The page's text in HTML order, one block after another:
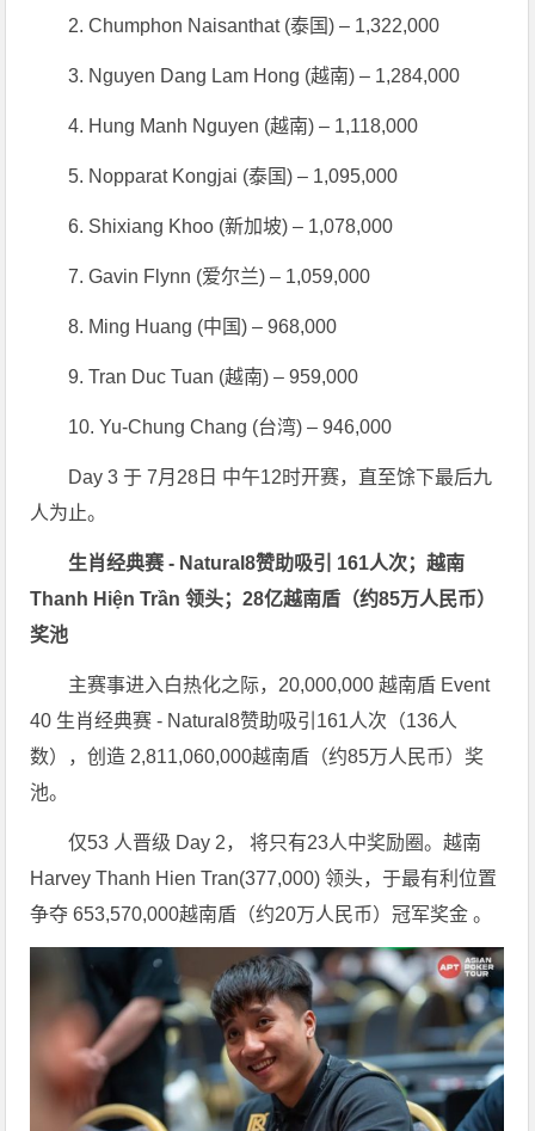
2. Chumphon Naisanthat (泰国) – 1,322,000
3. Nguyen Dang Lam Hong (越南) – 1,284,000
4. Hung Manh Nguyen (越南) – 1,118,000
5. Nopparat Kongjai (泰国) – 1,095,000
6. Shixiang Khoo (新加坡) – 1,078,000
7. Gavin Flynn (爱尔兰) – 1,059,000
8. Ming Huang (中国) – 968,000
9. Tran Duc Tuan (越南) – 959,000
10. Yu-Chung Chang (台湾) – 946,000
Day 3 于 7月28日 中午12时开赛，直至馀下最后九
人为止。
生肖经典赛 - Natural8赞助吸引 161人次；越南
Thanh Hiện Trần 领头；28亿越南盾（约85万人民币）
奖池
主赛事进入白热化之际，20,000,000 越南盾 Event
40 生肖经典赛 - Natural8赞助吸引161人次（136人
数），创造 2,811,060,000越南盾（约85万人民币）奖
池。
仅53 人晋级 Day 2， 将只有23人中奖励圈。越南
Harvey Thanh Hien Tran(377,000) 领头，于最有利位置
争夺 653,570,000越南盾（约20万人民币）冠军奖金 。